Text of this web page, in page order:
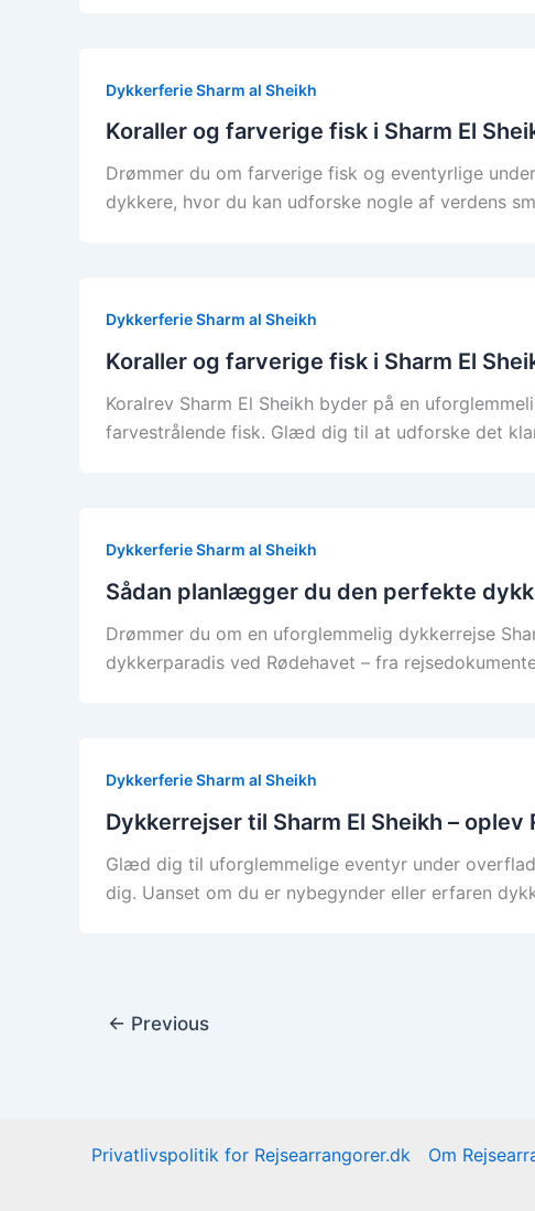
Dykkerferie Sharm al Sheikh
Koraller og farverige fisk i Sharm El
Drømmer du om farverige fisk og eventyrlige
dykkere, hvor du kan udforske nogle af verdens
Dykkerferie Sharm al Sheikh
Koraller og farverige fisk i Sharm El
Koralrev Sharm El Sheikh byder på en
farvestrålende fisk. Glæd dig til at udforske det
Dykkerferie Sharm al Sheikh
Sådan planlægger du den perfekte
Drømmer du om en uforglemmelig dykkerrejse
dykkerparadis ved Rødehavet – fra
Dykkerferie Sharm al Sheikh
Dykkerrejser til Sharm El Sheikh –
Glæd dig til uforglemmelige eventyr under
dig. Uanset om du er nybegynder eller erfaren
← Previous
Privatlivspolitik for Rejsearrangorer.dk Om